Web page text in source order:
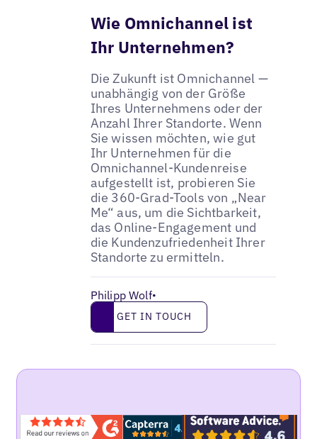
Wie Omnichannel ist
Ihr Unternehmen?
Die Zukunft ist Omnichannel —
unabhängig von der Größe
Ihres Unternehmens oder der
Anzahl Ihrer Standorte. Wenn
Sie wissen möchten, wie gut
Ihr Unternehmen für die
Omnichannel-Kundenreise
aufgestellt ist, probieren Sie
die 360-Grad-Tools von „Near
Me“ aus, um die Sichtbarkeit,
das Online-Engagement und
die Kundenzufriedenheit Ihrer
Standorte zu ermitteln.
Philipp Wolf•
Get in touch
GET IN TOUCH